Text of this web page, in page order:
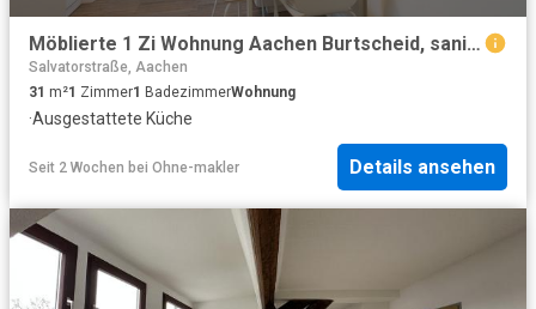
Möblierte 1 Zi Wohnung Aachen Burtscheid, saniert | Furnished Apartment
Salvatorstraße, Aachen
31 m²1 Zimmer1 BadezimmerWohnung
·Ausgestattete Küche
Seit 2 Wochen bei Ohne-makler Details ansehen